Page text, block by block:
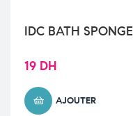
IDC BATH SPONGE
19 DH
AJOUTER